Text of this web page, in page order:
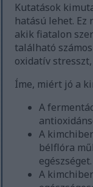
Kutatások
hatású lehet. Ez
akik fiatalon
található
oxidatív
Íme, miért jó a
A
A
bélflóra
egészséget.
A